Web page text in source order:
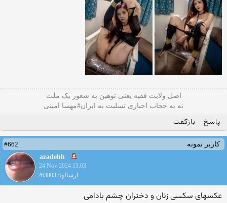
اصل ولایت فقیه یعنی‌ توهین به شعور یک ملت
نه به حجاب اجباری تسلیت به ایران#مهسا امینی
پاسخ بازگفت
کاربر نمونه
#662
azadehh
24 Nov 2024 13:03
ارسالها: 263803
عکسهای سکسی زنان و دختران چشم بادامی